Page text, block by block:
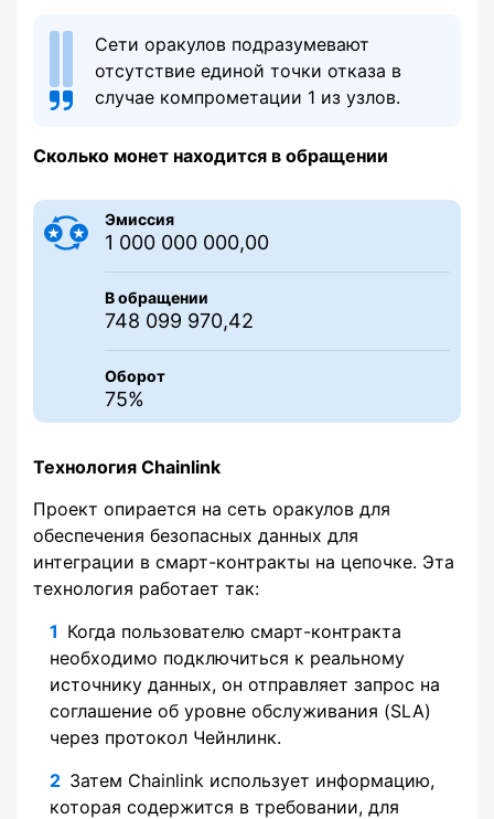
Сети оракулов подразумевают
отсутствие единой точки отказа в
случае компрометации 1 из узлов.
Сколько монет находится в обращении
Эмиссия
1 000 000 000,00
В обращении
748 099 970,42
Оборот
75%
Технология Chainlink
Проект опирается на сеть оракулов для
обеспечения безопасных данных для
интеграции в смарт-контракты на цепочке. Эта
технология работает так:
Когда пользователю смарт-контракта
необходимо подключиться к реальному
источнику данных, он отправляет запрос на
соглашение об уровне обслуживания (SLA)
через протокол Чейнлинк.
Затем Chainlink использует информацию,
которая содержится в требовании, для